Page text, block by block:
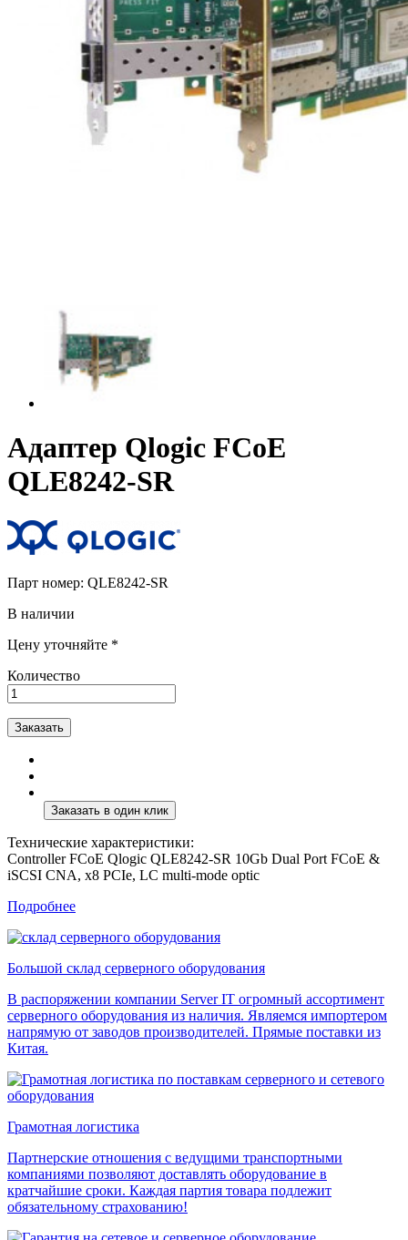
Адаптер Qlogic FCoE
QLE8242-SR
Парт номер: QLE8242-SR
В наличии
Цену уточняйте *
Количество
Заказать
Технические характеристики:
Controller FCoE Qlogic QLE8242-SR 10Gb Dual Port FCoE &
iSCSI CNA, x8 PCIe, LC multi-mode optic
Подробнее
Большой склад серверного оборудования
В распоряжении компании Server IT огромный ассортимент
серверного оборудования из наличия. Являемся импортером
напрямую от заводов производителей. Прямые поставки из
Китая.
Грамотная логистика
Партнерские отношения с ведущими транспортными
компаниями позволяют доставлять оборудование в
кратчайшие сроки. Каждая партия товара подлежит
обязательному страхованию!